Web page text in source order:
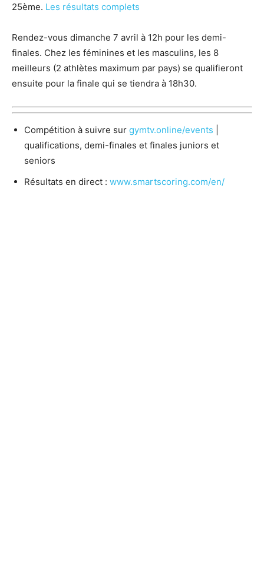
25ème. Les résultats complets
Rendez-vous dimanche 7 avril à 12h pour les demi-
finales. Chez les féminines et les masculins, les 8
meilleurs (2 athlètes maximum par pays) se qualifieront
ensuite pour la finale qui se tiendra à 18h30.
Compétition à suivre sur gymtv.online/events
qualifications, demi-finales et finales juniors et
seniors
Résultats en direct : www.smartscoring.com/en/